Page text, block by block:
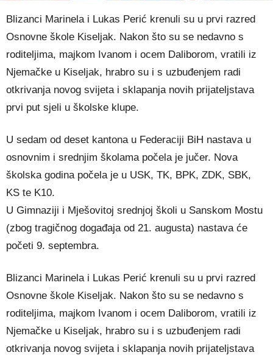
Blizanci Marinela i Lukas Perić krenuli su u prvi razred
Osnovne škole Kiseljak. Nakon što su se nedavno s
roditeljima, majkom Ivanom i ocem Daliborom, vratili iz
Njemačke u Kiseljak, hrabro su i s uzbuđenjem radi
otkrivanja novog svijeta i sklapanja novih prijateljstava
prvi put sjeli u školske klupe.
U sedam od deset kantona u Federaciji BiH nastava u
osnovnim i srednjim školama počela je jučer. Nova
školska godina počela je u USK, TK, BPK, ZDK, SBK,
KS te K10.
U Gimnaziji i Mješovitoj srednjoj školi u Sanskom Mostu
(zbog tragičnog događaja od 21. augusta) nastava će
početi 9. septembra.
Blizanci Marinela i Lukas Perić krenuli su u prvi razred
Osnovne škole Kiseljak. Nakon što su se nedavno s
roditeljima, majkom Ivanom i ocem Daliborom, vratili iz
Njemačke u Kiseljak, hrabro su i s uzbuđenjem radi
otkrivanja novog svijeta i sklapanja novih prijateljstava